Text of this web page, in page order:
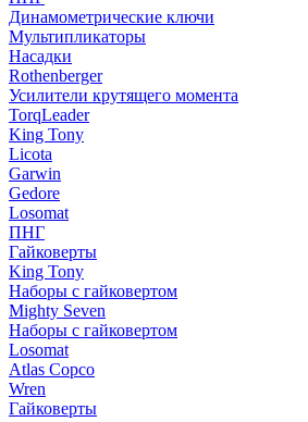
Динамометрические ключи
Мультипликаторы
Насадки
Rothenberger
Усилители крутящего момента
TorqLeader
King Tony
Licota
Garwin
Gedore
Losomat
ПНГ
Гайковерты
King Tony
Наборы с гайковертом
Mighty Seven
Наборы с гайковертом
Losomat
Atlas Copco
Wren
Гайковерты